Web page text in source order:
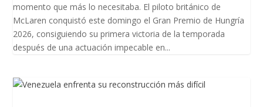
momento que más lo necesitaba. El piloto británico de
McLaren conquistó este domingo el Gran Premio de Hungría
2026, consiguiendo su primera victoria de la temporada
después de una actuación impecable en...